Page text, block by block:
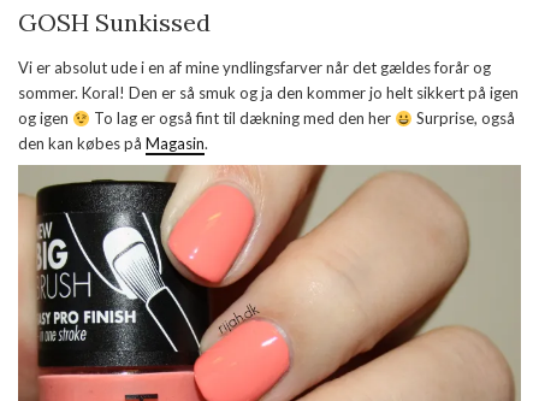
GOSH Sunkissed
Vi er absolut ude i en af mine yndlingsfarver når det gældes forår og
sommer. Koral! Den er så smuk og ja den kommer jo helt sikkert på igen
og igen
To lag er også fint til dækning med den her
Surprise, også
den kan købes på Magasin.